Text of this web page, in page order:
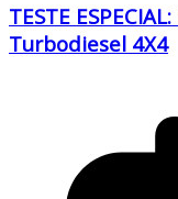
TESTE
Turbodiesel 4X4